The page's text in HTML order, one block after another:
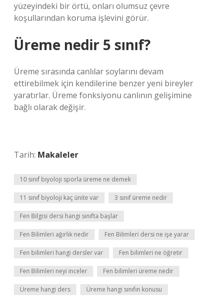
yüzeyindeki bir örtü, onları olumsuz çevre
koşullarından koruma işlevini görür.
Üreme nedir 5 sınıf?
Üreme sırasında canlılar soylarını devam
ettirebilmek için kendilerine benzer yeni bireyler
yaratırlar. Üreme fonksiyonu canlının gelişimine
bağlı olarak değişir.
Tarih: Makaleler
10 sınıf biyoloji sporla üreme ne demek
11 sınıf biyoloji kaç ünite var 3 sınıf üreme nedir
Fen Bilgisi dersi hangi sınıfta başlar
Fen Bilimleri ağırlık nedir Fen Bilimleri dersi ne işe yarar
Fen bilimleri hangi dersler var Fen bilimleri ne öğretir
Fen Bilimleri neyi inceler Fen bilimleri üreme nedir
Üreme hangi ders Üreme hangi sınıfın konusu